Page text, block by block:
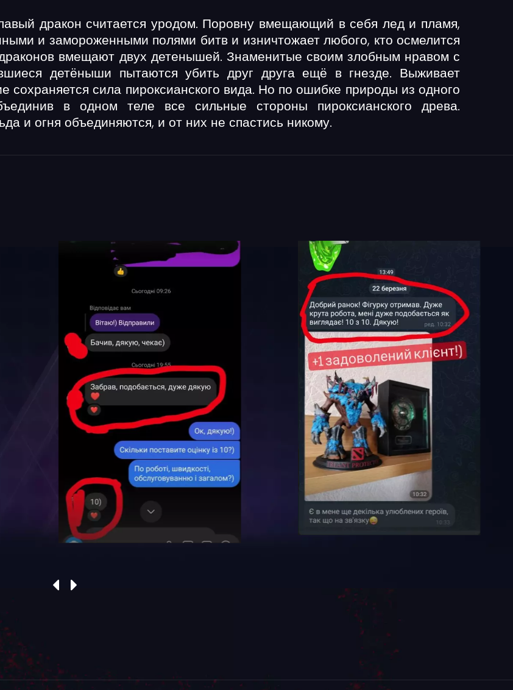
дракон считается уродом. Поровну вмещающий в себя лед и пламя,
и замороженными полями битв и изничтожает любого, кто осмелится
вмещают двух детенышей. Знаменитые своим злобным нравом с
детёныши пытаются убить друг друга ещё в гнезде. Выживает
сохраняется сила пироксианского вида. Но по ошибке природы из одного
в одном теле все сильные стороны пироксианского древа.
и огня объединяются, и от них не спастись никому.